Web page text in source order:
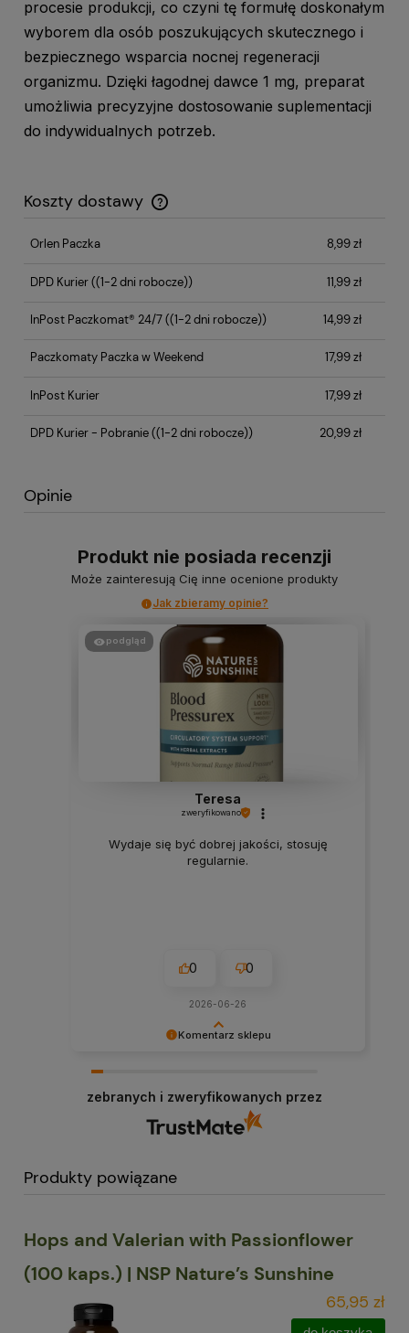
procesie produkcji, co czyni tę formułę doskonałym
wyborem dla osób poszukujących skutecznego i
bezpiecznego wsparcia nocnej regeneracji
organizmu. Dzięki łagodnej dawce 1 mg, preparat
umożliwia precyzyjne dostosowanie suplementacji
do indywidualnych potrzeb.
Koszty dostawy
Cena nie zawiera ewentualnych kosztów płatności
Orlen Paczka 8,99 zł
DPD Kurier((1-2 dni robocze)) 11,99 zł
InPost Paczkomat® 24/7((1-2 dni robocze)) 14,99 zł
Paczkomaty Paczka w Weekend 17,99 zł
InPost Kurier 17,99 zł
DPD Kurier - Pobranie((1-2 dni robocze)) 20,99 zł
Opinie
Produkt nie posiada recenzji
Może zainteresują Cię inne ocenione produkty
Jak zbieramy opinie?
Komentarz sklepu
podgląd
Teresa
zweryfikowano
Wydaje się być dobrej jakości, stosuję
regularnie.
0 0
2026-06-26
zebranych i zweryfikowanych przez
Produkty powiązane
Hops and Valerian with Passionflower
(100 kaps.) | NSP Nature’s Sunshine
65,95 zł